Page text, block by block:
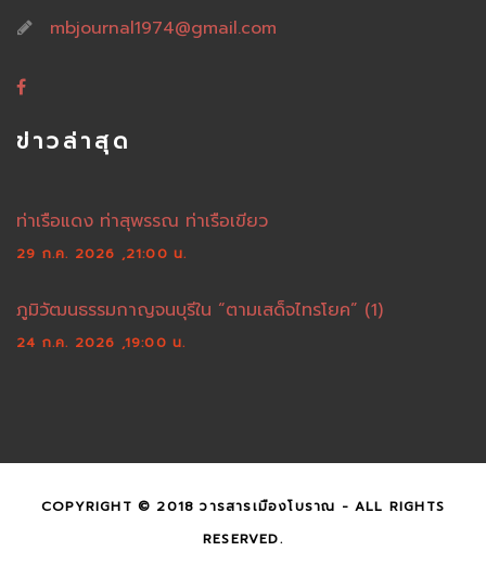
mbjournal1974@gmail.com
ข่าวล่าสุด
ท่าเรือแดง ท่าสุพรรณ ท่าเรือเขียว
29 ก.ค. 2026 ,21:00 น.
ภูมิวัฒนธรรมกาญจนบุรีใน “ตามเสด็จไทรโยค” (1)
24 ก.ค. 2026 ,19:00 น.
COPYRIGHT © 2018 วารสารเมืองโบราณ - ALL RIGHTS
RESERVED.